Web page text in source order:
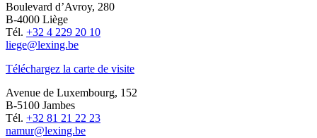
Boulevard d’Avroy, 280
B-4000 Liège
Tél. +32 4 229 20 10
liege@lexing.be
Téléchargez la carte de visite
Avenue de Luxembourg, 152
B-5100 Jambes
Tél. +32 81 21 22 23
namur@lexing.be